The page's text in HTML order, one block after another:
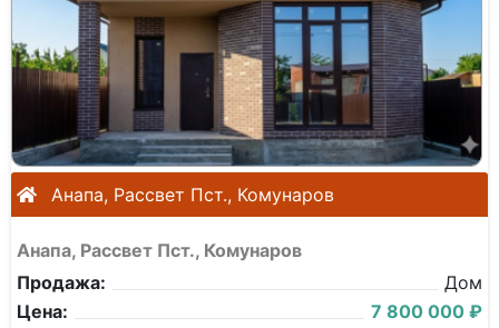
Анапа, Рассвет Пст., Комунаров
Анапа, Рассвет Пст., Комунаров
Продажа:
Дом
Цена:
7 800 000 ₽